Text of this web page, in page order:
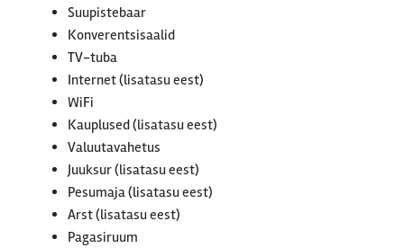
Suupistebaar
Konverentsisaalid
TV-tuba
Internet (lisatasu eest)
WiFi
Kauplused (lisatasu eest)
Valuutavahetus
Juuksur (lisatasu eest)
Pesumaja (lisatasu eest)
Arst (lisatasu eest)
Pagasiruum